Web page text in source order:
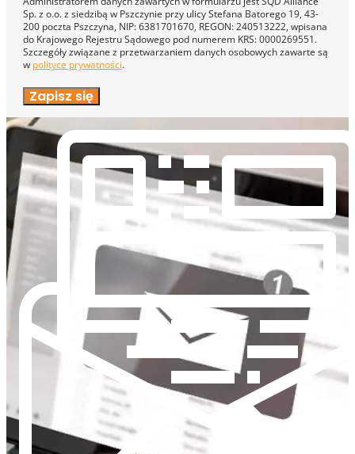
Sp. z o.o. z siedzibą w Pszczynie przy ulicy Stefana Batorego 19, 43-
200 poczta Pszczyna, NIP: 6381701670, REGON: 240513222, wpisana
do Krajowego Rejestru Sądowego pod numerem KRS: 0000269551.
Szczegóły związane z przetwarzaniem danych osobowych zawarte są
w polityce prywatności.
Zapisz się